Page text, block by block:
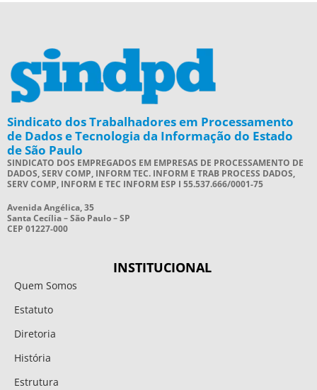
Sindicato dos Trabalhadores em Processamento
de Dados e Tecnologia da Informação do Estado
de São Paulo
SINDICATO DOS EMPREGADOS EM EMPRESAS DE PROCESSAMENTO DE
DADOS, SERV COMP, INFORM TEC. INFORM E TRAB PROCESS DADOS,
SERV COMP, INFORM E TEC INFORM ESP I 55.537.666/0001-75
Avenida Angélica, 35
Santa Cecília – São Paulo – SP
CEP 01227-000
INSTITUCIONAL
Quem Somos
Estatuto
Diretoria
História
Estrutura